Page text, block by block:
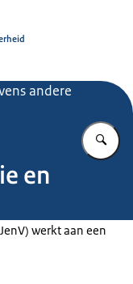
andere
en
werkt aan een